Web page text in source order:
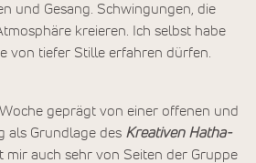
und Gesang. Schwingungen, die
kreieren. Ich selbst habe
von tiefer Stille erfahren dürfen.
geprägt von einer offenen und
als Grundlage des Kreativen Hatha-
mir auch sehr von Seiten der Gruppe